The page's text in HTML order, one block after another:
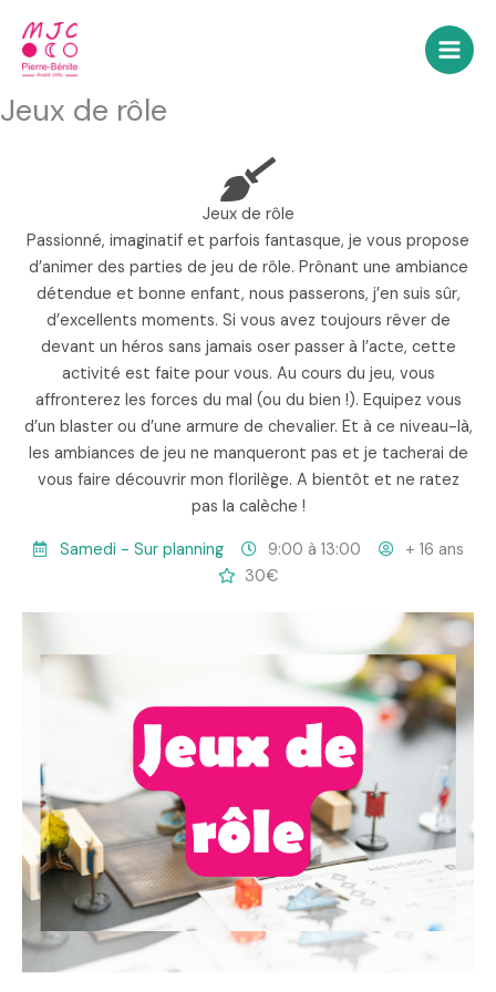
contenu
Jeux de rôle
Jeux de rôle
Passionné, imaginatif et parfois fantasque, je vous propose
d’animer des parties de jeu de rôle. Prônant une ambiance
détendue et bonne enfant, nous passerons, j’en suis sûr,
d’excellents moments. Si vous avez toujours rêver de
devant un héros sans jamais oser passer à l’acte, cette
activité est faite pour vous. Au cours du jeu, vous
affronterez les forces du mal (ou du bien !). Equipez vous
d’un blaster ou d’une armure de chevalier. Et à ce niveau-là,
les ambiances de jeu ne manqueront pas et je tacherai de
vous faire découvrir mon florilège. A bientôt et ne ratez
pas la calèche !
Samedi - Sur planning 9:00 à 13:00
+ 16 ans
30€